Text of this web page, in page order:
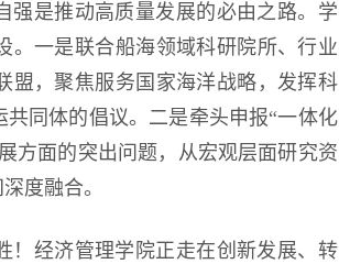
强是推动高质量发展的必由之路。学
。一是联合船海领域科研院所、行业
盟，聚焦服务国家海洋战略，发挥科
同体的倡议。二是牵头申报“一体化
方面的突出问题，从宏观层面研究资
度融合。
！经济管理学院正走在创新发展、转